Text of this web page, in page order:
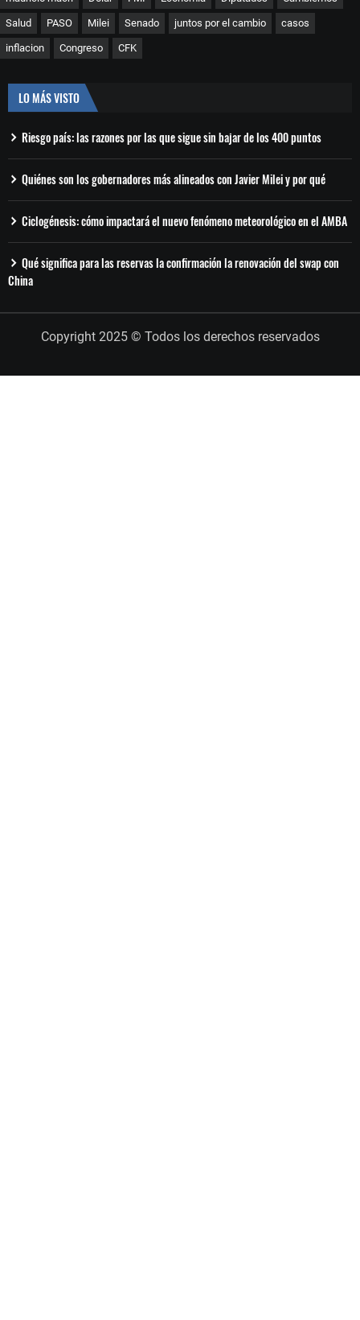
Salud PASO Milei Senado juntos por el cambio casos
inflacion Congreso CFK
LO MÁS VISTO
Riesgo país: las razones por las que sigue sin bajar de los 400 puntos
Quiénes son los gobernadores más alineados con Javier Milei y por qué
Ciclogénesis: cómo impactará el nuevo fenómeno meteorológico en el AMBA
Qué significa para las reservas la confirmación la renovación del swap con
China
Copyright 2025 © Todos los derechos reservados